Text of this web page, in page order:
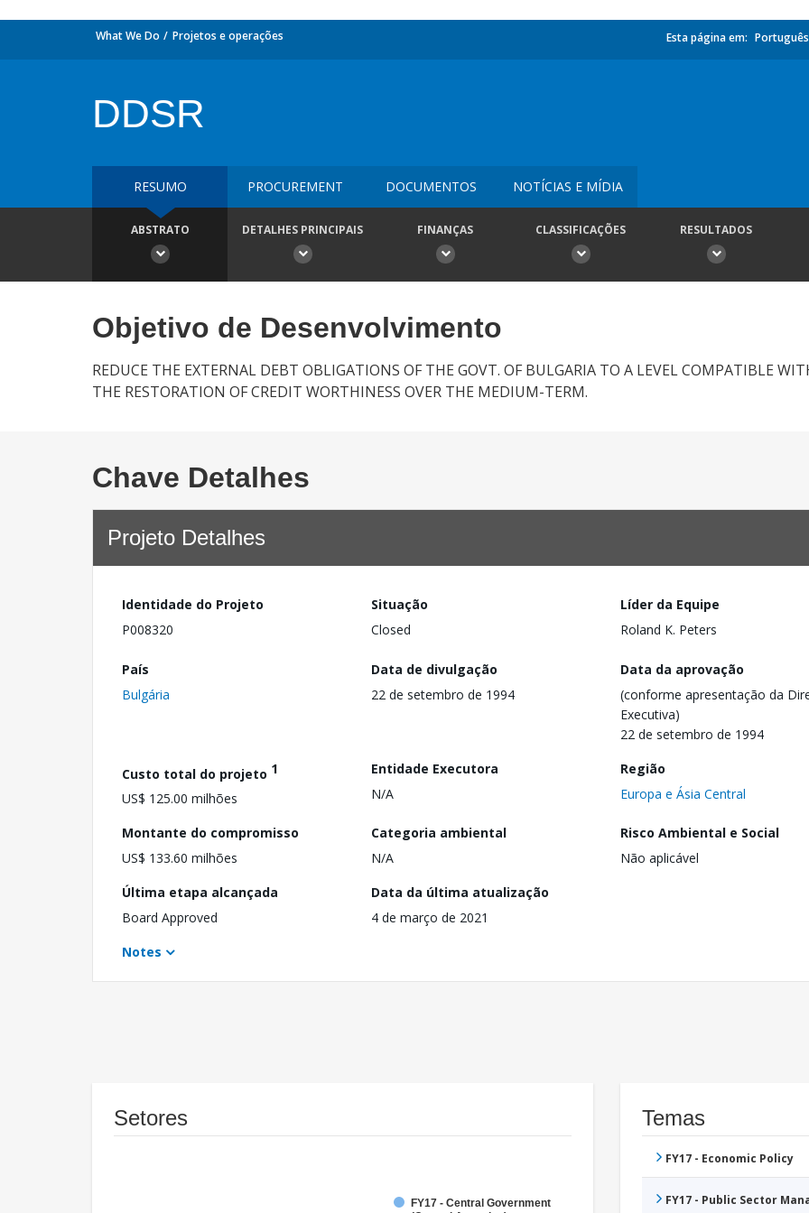
What We Do Projetos e operações Esta página em: Português
DDSR
RESUMO PROCUREMENT DOCUMENTOS NOTÍCIAS E MÍDIA
ABSTRATO DETALHES PRINCIPAIS FINANÇAS CLASSIFICAÇÕES RESULTADOS
Objetivo de Desenvolvimento
REDUCE THE EXTERNAL DEBT OBLIGATIONS OF THE GOVT. OF BULGARIA TO A LEVEL COMPATIBLE
THE RESTORATION OF CREDIT WORTHINESS OVER THE MEDIUM-TERM.
Chave Detalhes
Projeto Detalhes
Identidade do Projeto
P008320
Situação
Closed
Líder da Equipe
Roland K. Peters
País
Bulgária
Data de divulgação
22 de setembro de 1994
Data da aprovação
(conforme apresentação da
Executiva)
22 de setembro de 1994
Custo total do projeto 1
US$ 125.00 milhões
Entidade Executora
N/A
Região
Europa e Ásia Central
Montante do compromisso
US$ 133.60 milhões
Categoria ambiental
N/A
Risco Ambiental e Social
Não aplicável
Última etapa alcançada
Board Approved
Data da última atualização
4 de março de 2021
Notes
Setores
FY17 - Central Government
Temas
FY17 - Economic Policy
FY17 - Public Sector